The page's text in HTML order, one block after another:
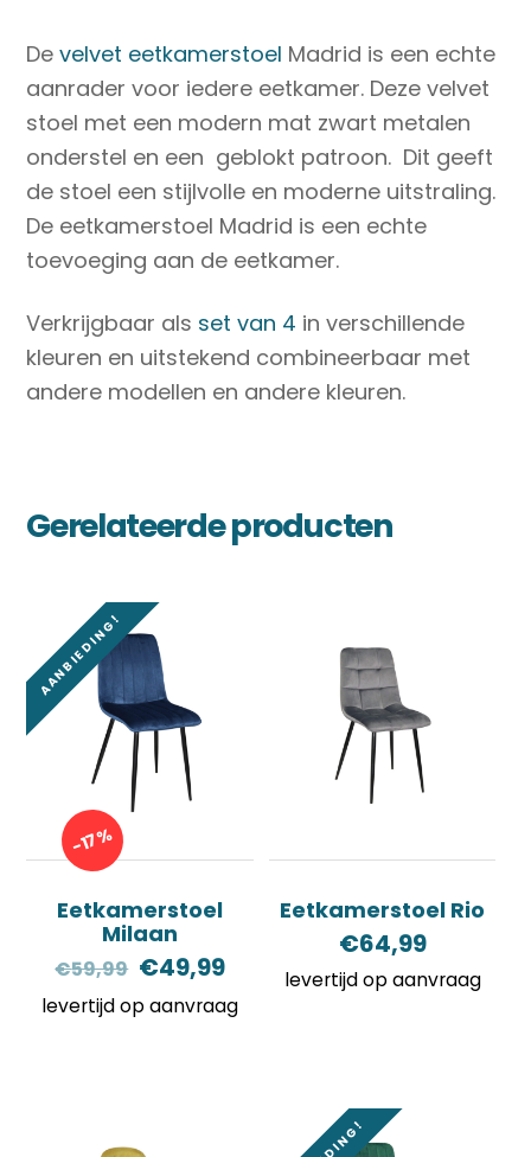
Develvet eetkamerstoel Madrid is een echte
aanrader voor iedere eetkamer. Deze velvet
stoel met een modern mat zwart metalen
onderstel en een geblokt patroon. Dit geeft
de stoel een stijlvolle en moderne uitstraling.
De eetkamerstoel Madrid is een echte
toevoeging aan de eetkamer.
Verkrijgbaar als set van 4 in verschillende
kleuren en uitstekend combineerbaar met
andere modellen en andere kleuren.
Gerelateerde producten
AANBIEDING!
-17%
Eetkamerstoel
Milaan
€59,99 Oorspronkelijke
prijs
€49,99Huidige
prijs
levertijd op aanvraag
Eetkamerstoel Rio
€64,99
levertijd op aanvraag